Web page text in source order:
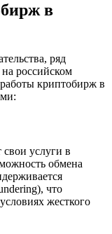
в
ряд
российском
криптобирж в
услуги в
обмена
что
жесткого